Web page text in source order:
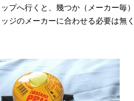
プへ行くと、幾つか（メーカー
ジのメーカーに合わせる必要は無